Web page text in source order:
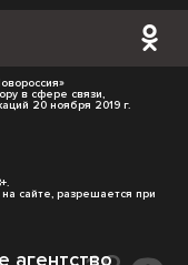
в сфере связи,
20 ноября 2019 г.
сайте, разрешается при
агентство